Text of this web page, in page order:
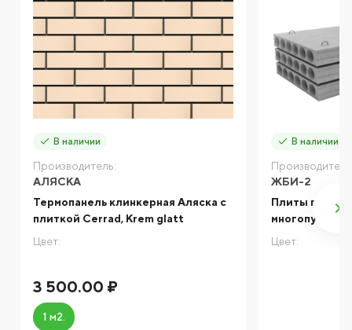
В наличии
Производитель:
АЛЯСКА
Термопанель клинкерная Аляска с
плиткой Cerrad, Krem glatt
Цвет:
3 500.00 ₽
1 м2.
В наличии
ЖБИ-2
Плиты
Цвет: